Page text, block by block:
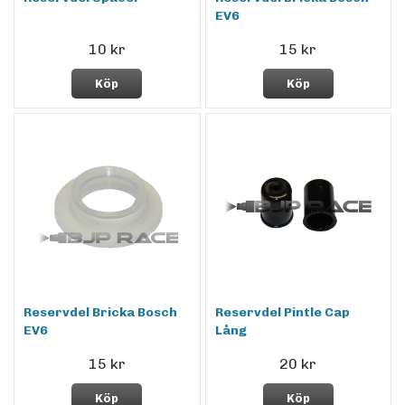
10 kr
Köp
EV6
15 kr
Köp
Reservdel Bricka Bosch
EV6
15 kr
Köp
Reservdel Pintle Cap
Lång
20 kr
Köp